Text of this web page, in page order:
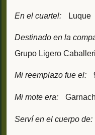
En el cuartel: Luque
Destinado en la
Grupo Ligero
Mi reemplazo fue el:
Mi mote era:
Serví en el cuerpo de: